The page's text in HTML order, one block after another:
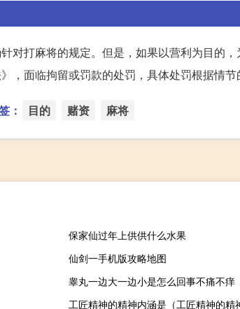
对打麻将的规定。但是，如果以营利为目的
面临拘留或罚款的处罚，具体处罚根据情节
： 目的 赌资 麻将
保家仙过年上供供什么水果
仙剑一手机版攻略地图
睾丸一边大一边小是怎么回事不痛不痒
工匠精神的精神内涵是（工匠精神的精